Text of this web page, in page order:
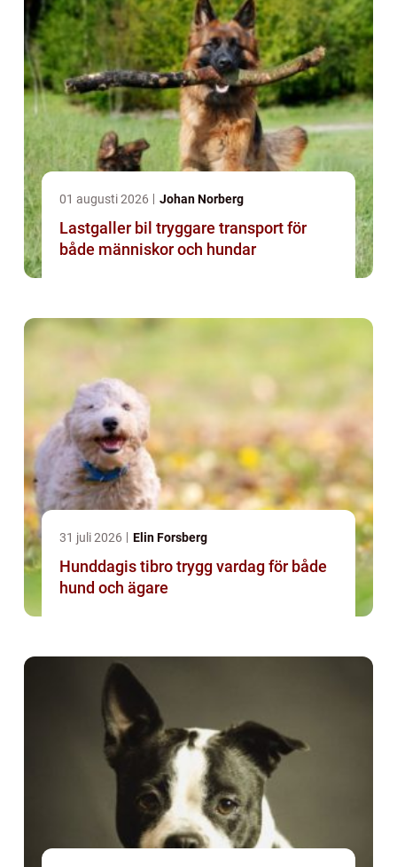
01 augusti 2026 Johan Norberg
Lastgaller bil tryggare transport för
både människor och hundar
31 juli 2026 Elin Forsberg
Hunddagis tibro trygg vardag för både
hund och ägare